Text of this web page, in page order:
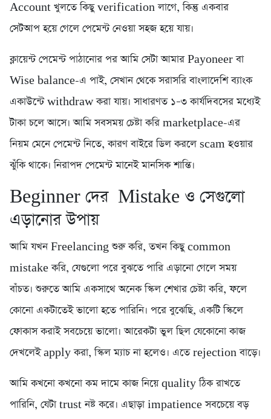
Account খুলতে কিছু verification লাগে, কিন্তু একবার
সেটআপ হয়ে গেলে পেমেন্ট নেওয়া সহজ হয়ে যায়।
ক্লায়েন্ট পেমেন্ট পাঠানোর পর আমি সেটা আমার Payoneer বা
Wise balance-এ পাই, সেখান থেকে সরাসরি বাংলাদেশি ব্যাংক
একাউন্টে withdraw করা যায়। সাধারণত ১–৩ কার্যদিবসের মধ্যেই
টাকা চলে আসে। আমি সবসময় চেষ্টা করি marketplace-এর
নিয়ম মেনে পেমেন্ট নিতে, কারণ বাইরে ডিল করলে scam হওয়ার
ঝুঁকি থাকে। নিরাপদ পেমেন্ট মানেই মানসিক শান্তি।
Beginner দের Mistake ও সেগুলো
এড়ানোর উপায়
আমি যখন Freelancing শুরু করি, তখন কিছু common
mistake করি, যেগুলো পরে বুঝতে পারি এড়ানো গেলে সময়
বাঁচত। শুরুতে আমি একসাথে অনেক স্কিল শেখার চেষ্টা করি, ফলে
কোনো একটাতেই ভালো হতে পারিনি। পরে বুঝেছি, একটি স্কিলে
ফোকাস করাই সবচেয়ে ভালো। আরেকটা ভুল ছিল যেকোনো কাজ
দেখলেই apply করা, স্কিল ম্যাচ না হলেও। এতে rejection বাড়ে।
আমি কখনো কখনো কম দামে কাজ নিয়ে quality ঠিক রাখতে
পারিনি, যেটা trust নষ্ট করে। এছাড়া impatience সবচেয়ে বড়